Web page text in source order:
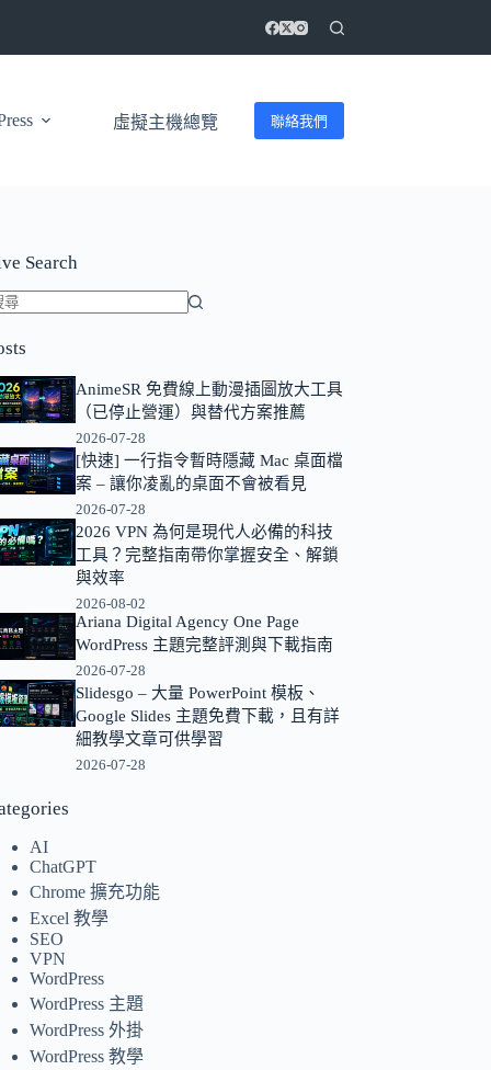
虛擬主機總覽 聯絡我們
Search
AnimeSR 免費線上動漫插圖放大工具
（已停止營運）與替代方案推薦
2026-07-28
[快速] 一行指令暫時隱藏 Mac 桌面檔
案 – 讓你凌亂的桌面不會被看見
2026-07-28
2026 VPN 為何是現代人必備的科技
工具？完整指南帶你掌握安全、解鎖
與效率
2026-08-02
Ariana Digital Agency One Page
WordPress 主題完整評測與下載指南
2026-07-28
Slidesgo – 大量 PowerPoint 模板、
Google Slides 主題免費下載，且有詳
細教學文章可供學習
2026-07-28
AI
ChatGPT
Chrome 擴充功能
Excel 教學
SEO
VPN
WordPress
WordPress 主題
WordPress 外掛
WordPress 教學